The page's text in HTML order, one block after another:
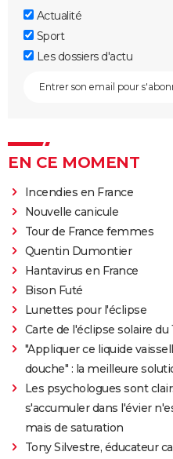
Actualité
Sport
Les dossiers d'actu
EN CE MOMENT
Incendies en France
Nouvelle canicule
Tour de France femmes
Quentin Dumontier
Hantavirus en France
Bison Futé
Lunettes pour l'éclipse
Carte de l'éclipse solaire du
"Appliquer ce liquide
douche" : la meilleure
Les psychologues sont
s'accumuler dans l'évier
mais de saturation
Tony Silvestre, éducateur